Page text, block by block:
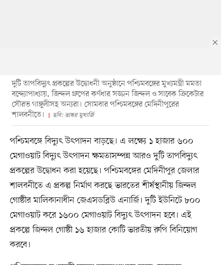
দুটি তাপবিদ্যুৎ প্রকল্পের উদ্বোধনী অনুষ্ঠানে পশ্চিমবঙ্গের মুখ্যমন্ত্রী মমতা
বন্দ্যোপাধ্যায়, জিন্দল গ্রুপের কর্ণধার সজ্জন জিন্দল ও সাবেক ক্রিকেটার
সৌরভ গাঙ্গুলীসহ অন্যরা। সোমবার পশ্চিমবঙ্গের মেদিনীপুরের
শালবনীতে।
ছবি: ভাস্কর মুখার্জি
পশ্চিমবঙ্গে বিদ্যুৎ উৎপাদন বাড়ছে। এ লক্ষ্যে ১ হাজার ৬০০
মেগাওয়াট বিদ্যুৎ উৎপাদন ক্ষমতাসম্পন্ন আরও দুটি তাপবিদ্যুৎ
প্রকল্পের উদ্বোধন করা হয়েছে। পশ্চিমবঙ্গের মেদিনীপুর জেলার
শালবনীতে এ প্রকল্প নির্মাণ করছে ভারতের শীর্ষস্থানীয় জিন্দল
গোষ্ঠীর মালিকানাধীন জেএসডব্লিউ এনার্জি। দুটি ইউনিটে ৮০০
মেগাওয়াট করে ১৬০০ মেগাওয়াট বিদ্যুৎ উৎপাদন হবে। এই
প্রকল্পে জিন্দল গোষ্ঠী ১৬ হাজার কোটি ভারতীয় রুপি বিনিয়োগ
করবে।